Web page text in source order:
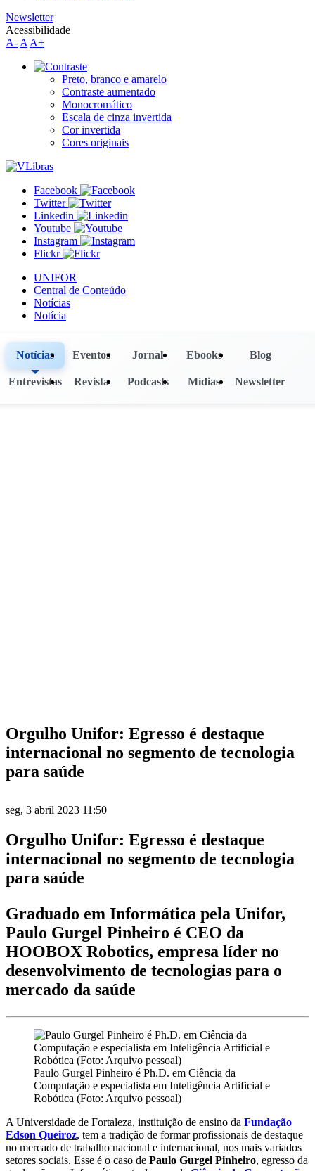
Newsletter
Acessibilidade
A- A A+
Preto, branco e amarelo
Contraste aumentado
Monocromático
Escala de cinza invertida
Cor invertida
Cores originais
Facebook
Twitter
Linkedin
Youtube
Instagram
Flickr
UNIFOR
Central de Conteúdo
Notícias
Notícia
Notícias Eventos Jornal Ebooks Blog
Entrevistas Revista Podcasts Mídias Newsletter
Orgulho Unifor: Egresso é destaque
internacional no segmento de tecnologia
para saúde
seg, 3 abril 2023 11:50
Orgulho Unifor: Egresso é destaque
internacional no segmento de tecnologia
para saúde
Graduado em Informática pela Unifor,
Paulo Gurgel Pinheiro é CEO da
HOOBOX Robotics, empresa líder no
desenvolvimento de tecnologias para o
mercado da saúde
Paulo Gurgel Pinheiro é Ph.D. em Ciência da
Computação e especialista em Inteligência Artificial e
Robótica (Foto: Arquivo pessoal)
A Universidade de Fortaleza, instituição de ensino da Fundação
Edson Queiroz, tem a tradição de formar profissionais de destaque
no mercado de trabalho nacional e internacional, nos mais variados
setores sociais. Esse é o caso de Paulo Gurgel Pinheiro, egresso da